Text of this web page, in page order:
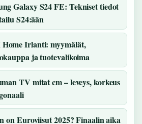
Galaxy S24 FE: Tekniset tiedot
S24:ään
Irlanti: myymälät,
ja tuotevalikoima
TV mitat cm – leveys, korkeus
on Euroviisut 2025? Finaalin aika